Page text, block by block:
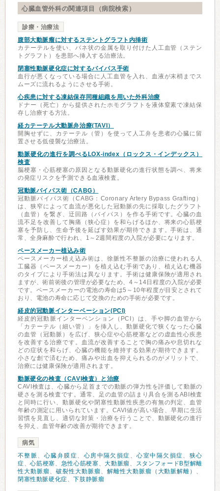
心臓血管外科の関連項目（病院検索）
診療・治療法
腹部大動脈瘤に対するステントグラフト内挿術
カテーテルを使い、バネ状の金属を取り付けた人工血管（ステン
トグラフト）を患部へ挿入する治療法。
閉塞性動脈硬化症に対するバイパス手術
血行が悪くなっている場合に人工血管を入れ、血液が末梢までス
ムーズに流れるようにさせる手術。
心疾患に対する凍結保存同種組織を用いた外科治療
ドナー（死亡）から提供されたホモグラフトを液体窒素で凍結保
存し治療する方法。
経カテーテル大動脈弁治療(TAVI）
開胸せずに、カテーテル（管）を使って人工弁を患者の心臓に留
置させる低侵襲な治療法。
動脈硬化の進行を調べるLOX-index（ロックス・インデックス）
検査
脳梗塞・心筋梗塞の原因となる動脈硬化の進行状態を調べ、将来
の発症リスクを予測できる血液検査。
冠動脈バイパス術（CABG）
冠動脈バイパス術（CABG：Coronary Artery Bypass Grafting）
は、狭窄によって血流が悪化した冠動脈の先に採取したグラフト
（血管）を繋ぎ、迂回路（バイパス）を作る手術です。心臓の血
流不足を改善して胸痛（狭心症）を和らげるほか、将来の心筋梗
塞を予防し、生命予後を延ばす効果が期待できます。手術は、通
常、全身麻酔で行われ、1～2週間程度の入院が必要になります。
ペースメーカー植込み術
ペースメーカー植え込み術は、徐脈性不整脈の治療に使われる人
工臓器（ペースメーカー）を植え込む手術であり、植え込む機器
のタイプにより手術法は異なります。手術は健康保険が適用され
ますが、術前術後の管理が必要なため、4～14日程度の入院が必要
です。ペースメーカーの電池の寿命は5～10年程度が目安とされて
おり、電池の寿命に応じて交換のための手術が必要です。
経皮的冠動脈インターベーション(PCI)
経皮的冠動脈インターベンション（PCI）は、手や脚の血管から
「カテーテル（細い管）」を挿入し、動脈硬化で狭くなった心臓
の血管（冠動脈）を広げ、狭心症や心筋梗塞などの虚血性心疾患
を改善する治療です。血流が改善することで胸の痛みや息切れな
どの症状を和らげ、心臓の機能を維持する効果が期待できます。
小さな創で済むため、痛みや出血を抑えられるのがメリットで、
治療には健康保険が適用されます。
動脈硬化の検査（CAVI検査）と治療
CAVI検査は、心臓から足首までの動脈の弾力性を評価して動脈の
硬さを測る検査です。通常、足の血管の詰まり具合を測るABI検査
と同時に行い、動脈硬化や閉塞性動脈性疾患の有無の判定、血管
年齢の測定に用いられています。CAVI値が高い場合、早期に生活
習慣を見直し、適切な対策・治療を行うことで、動脈硬化の進行
を抑え、血管年齢の改善が期待できます。
病気
不整脈 、 心臓弁膜症、 心房中隔欠損症 、心室中隔欠損症、 狭心
症、心筋梗塞、 急性心筋梗塞、大動脈瘤、 スタンフォードB型解離
性大動脈瘤、 破裂性大動脈瘤、 解離性大動脈瘤（大動脈解離） 、
閉塞性動脈硬化症、下肢静脈瘤